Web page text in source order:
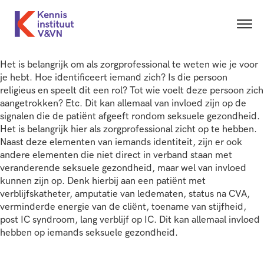
Het is belangrijk om als zorgprofessional te weten wie je voor
je hebt. Hoe identificeert iemand zich? Is die persoon
religieus en speelt dit een rol? Tot wie voelt deze persoon zich
aangetrokken? Etc. Dit kan allemaal van invloed zijn op de
signalen die de patiënt afgeeft rondom seksuele gezondheid.
Het is belangrijk hier als zorgprofessional zicht op te hebben.
Naast deze elementen van iemands identiteit, zijn er ook
andere elementen die niet direct in verband staan met
veranderende seksuele gezondheid, maar wel van invloed
kunnen zijn op. Denk hierbij aan een patiënt met
verblijfskatheter, amputatie van ledematen, status na CVA,
verminderde energie van de cliënt, toename van stijfheid,
post IC syndroom, lang verblijf op IC. Dit kan allemaal invloed
hebben op iemands seksuele gezondheid.